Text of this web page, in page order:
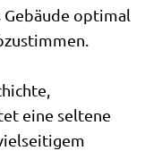
optimal
eine seltene